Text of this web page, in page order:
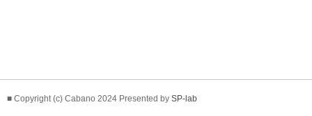
■ Copyright (c) Cabano 2024 Presented by SP-lab